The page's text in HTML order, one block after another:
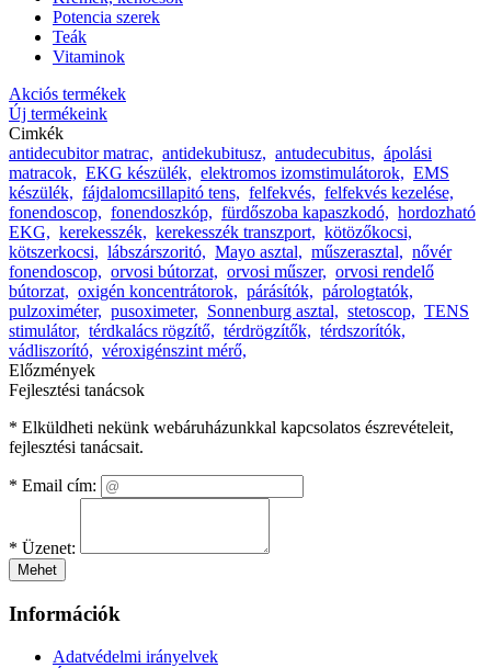
Potencia szerek
Teák
Vitaminok
Akciós termékek
Új termékeink
Cimkék
antidecubitor matrac, antidekubitusz, antudecubitus, ápolási
matracok, EKG készülék, elektromos izomstimulátorok, EMS
készülék, fájdalomcsillapitó tens, felfekvés, felfekvés kezelése,
fonendoscop, fonendoszkóp, fürdőszoba kapaszkodó, hordozható
EKG, kerekesszék, kerekesszék transzport, kötözőkocsi,
kötszerkocsi, lábszárszoritó, Mayo asztal, műszerasztal, nővér
fonendoscop, orvosi bútorzat, orvosi műszer, orvosi rendelő
bútorzat, oxigén koncentrátorok, párásítók, párologtatók,
pulzoximéter, pusoximeter, Sonnenburg asztal, stetoscop, TENS
stimulátor, térdkalács rögzítő, térdrögzítők, térdszorítók,
vádliszorító, véroxigénszint mérő,
Előzmények
Fejlesztési tanácsok
* Elküldheti nekünk webáruházunkkal kapcsolatos észrevételeit,
fejlesztési tanácsait.
* Email cím:
* Üzenet:
Mehet
Információk
Adatvédelmi irányelvek